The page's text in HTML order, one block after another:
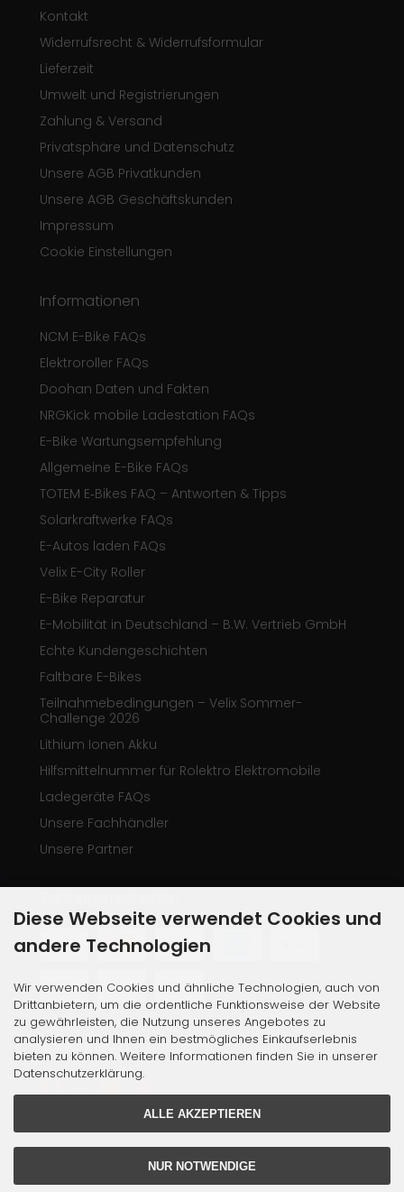
Kontakt
Widerrufsrecht & Widerrufsformular
Lieferzeit
Umwelt und Registrierungen
Zahlung & Versand
Privatsphäre und Datenschutz
Unsere AGB Privatkunden
Unsere AGB Geschäftskunden
Impressum
Cookie Einstellungen
Informationen
NCM E-Bike FAQs
Elektroroller FAQs
Doohan Daten und Fakten
NRGKick mobile Ladestation FAQs
E-Bike Wartungsempfehlung
Allgemeine E-Bike FAQs
TOTEM E‑Bikes FAQ – Antworten & Tipps
Solarkraftwerke FAQs
E-Autos laden FAQs
Velix E-City Roller
E-Bike Reparatur
E-Mobilität in Deutschland – B.W. Vertrieb GmbH
Echte Kundengeschichten
Faltbare E-Bikes
Teilnahmebedingungen – Velix Sommer-
Challenge 2026
Lithium Ionen Akku
Hilfsmittelnummer für Rolektro Elektromobile
Ladegeräte FAQs
Unsere Fachhändler
Unsere Partner
Social Media
Diese Webseite verwendet Cookies und
andere Technologien
Wir verwenden Cookies und ähnliche Technologien, auch von
Drittanbietern, um die ordentliche Funktionsweise der Website
zu gewährleisten, die Nutzung unseres Angebotes zu
analysieren und Ihnen ein bestmögliches Einkaufserlebnis
bieten zu können. Weitere Informationen finden Sie in unserer
Datenschutzerklärung.
ALLE AKZEPTIEREN
NUR NOTWENDIGE